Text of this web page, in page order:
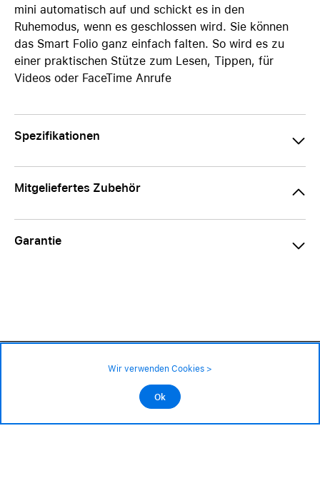
mini automatisch auf und schickt es in den
Ruhemodus, wenn es geschlossen wird. Sie können
das Smart Folio ganz einfach falten. So wird es zu
einer praktischen Stütze zum Lesen, Tippen, für
Videos oder FaceTime Anrufe
Spezifikationen
Mitgeliefertes Zubehör
Garantie
©2026 Alle Rechte sind vorbehalten
In den Warenkorb
Wir verwenden Cookies >
Ok